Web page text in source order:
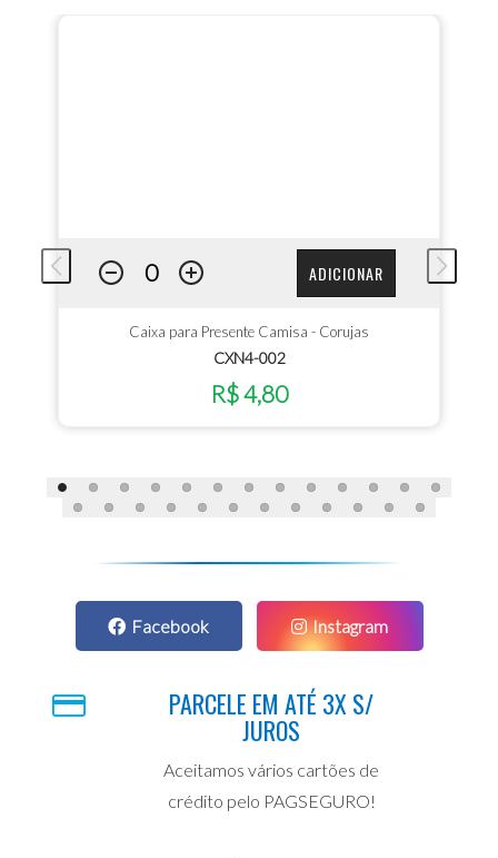
ADICIONAR
Caixa para Presente Camisa - Corujas
CXN4-002
R$ 4,80
Facebook Instagram
PARCELE EM ATÉ 3X S/
JUROS
Aceitamos vários cartões de
crédito pelo PAGSEGURO!